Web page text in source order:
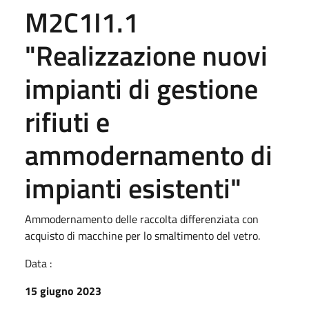
M2C1I1.1
"Realizzazione nuovi
impianti di gestione
rifiuti e
ammodernamento di
impianti esistenti"
Ammodernamento delle raccolta differenziata con
acquisto di macchine per lo smaltimento del vetro.
Data :
15 giugno 2023